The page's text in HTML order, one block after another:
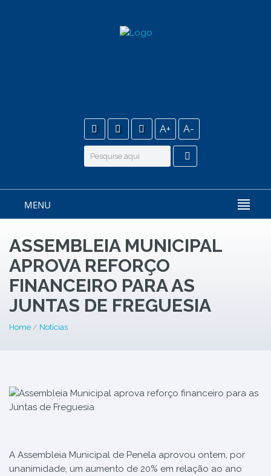
A+ A-
MENU
ASSEMBLEIA MUNICIPAL
APROVA REFORÇO
FINANCEIRO PARA AS
JUNTAS DE FREGUESIA
Home / Notícias
A Assembleia Municipal de Penela aprovou ontem, por
unanimidade, um aumento de 20% em relação ao ano